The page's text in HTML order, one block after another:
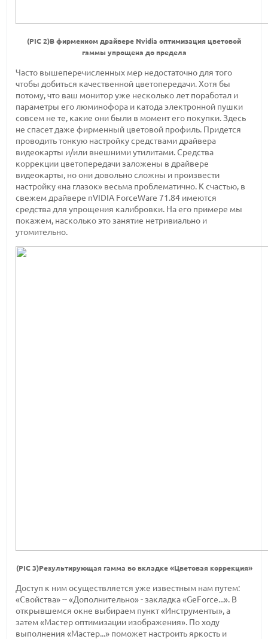
(PIC 2)В фирменном драйвере Nvidia оптимизация цветовой
гаммы упрощена до предела
Часто вышеперечисленных мер недостаточно для того
чтобы добиться качественной цветопередачи. Хотя бы
потому, что ваш монитор уже несколько лет поработал и
параметры его люминофора и катода электронной пушки
совсем не те, какие они были в момент его покупки. Здесь
не спасет даже фирменный цветовой профиль. Придется
проводить тонкую настройку средствами драйвера
видеокарты и/или внешними утилитами. Средства
коррекции цветопередачи заложены в драйвере
видеокарты, но они довольно сложны и произвести
настройку «на глазок» весьма проблематично. К счастью, в
свежем драйвере nVIDIA ForceWare 71.84 имеются
средства для упрощения калибровки. На его примере мы
покажем, насколько это занятие нетривиально и
утомительно.
(PIC 3)Результирующая гамма во вкладке «Цветовая коррекция»
Доступ к ним осуществляется уже известным нам путем:
«Свойства» -- «Дополнительно» - закладка «GeForce...». В
открывшемся окне выбираем пункт «Инструменты», а
затем «Мастер оптимизации изображения». По ходу
выполнения «Мастер...» поможет настроить яркость и